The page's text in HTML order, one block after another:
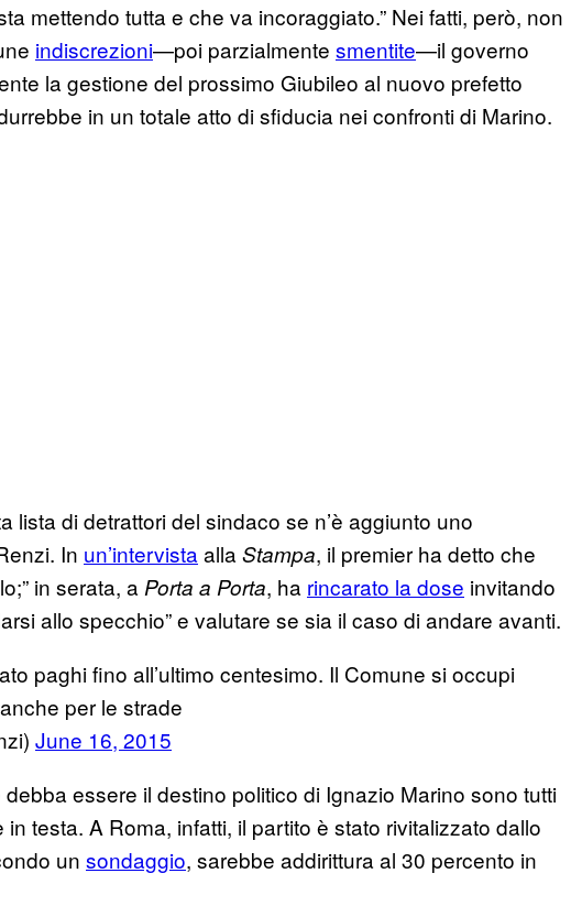
mettendo tutta e che va incoraggiato.” Nei fatti, però, non
indiscrezioni—poi parzialmente smentite—il governo
la gestione del prossimo Giubileo al nuovo prefetto
in un totale atto di sfiducia nei confronti di Marino.
lista di detrattori del sindaco se n’è aggiunto uno
In un’intervista alla Stampa, il premier ha detto che
in serata, a Porta a Porta, ha rincarato la dose invitando
allo specchio” e valutare se sia il caso di andare avanti.
paghi fino all’ultimo centesimo. Il Comune si occupi
per le strade
June 16, 2015
essere il destino politico di Ignazio Marino sono tutti
testa. A Roma, infatti, il partito è stato rivitalizzato dallo
un sondaggio, sarebbe addirittura al 30 percento in